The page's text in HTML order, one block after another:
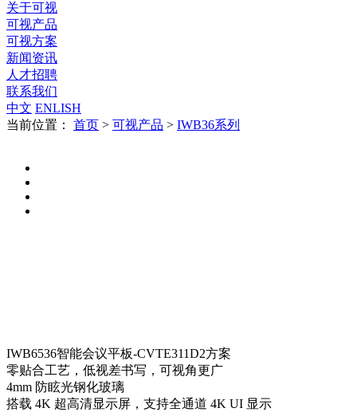
关于可视
可视产品
可视方案
新闻资讯
人才招聘
联系我们
中文 ENLISH
当前位置： 首页 > 可视产品 > IWB36系列
IWB6536智能会议平板-CVTE311D2方案
零贴合工艺，低视差书写，可视角更广
4mm 防眩光钢化玻璃
搭载 4K 超高清显示屏，支持全通道 4K UI 显示